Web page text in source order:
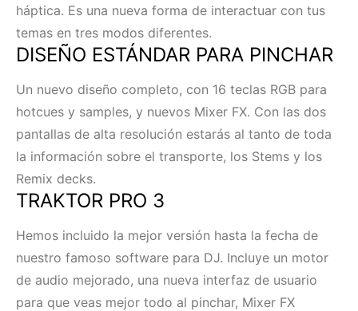
háptica. Es una nueva forma de interactuar con tus
temas en tres modos diferentes.
DISEÑO ESTÁNDAR PARA PINCHAR
Un nuevo diseño completo, con 16 teclas RGB para
hotcues y samples, y nuevos Mixer FX. Con las dos
pantallas de alta resolución estarás al tanto de toda
la información sobre el transporte, los Stems y los
Remix decks.
TRAKTOR PRO 3
Hemos incluido la mejor versión hasta la fecha de
nuestro famoso software para DJ. Incluye un motor
de audio mejorado, una nueva interfaz de usuario
para que veas mejor todo al pinchar, Mixer FX